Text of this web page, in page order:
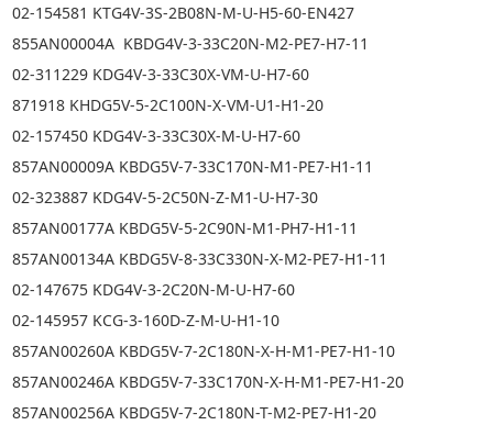
02-154581 KTG4V-3S-2B08N-M-U-H5-60-EN427
855AN00004A KBDG4V-3-33C20N-M2-PE7-H7-11
02-311229 KDG4V-3-33C30X-VM-U-H7-60
871918 KHDG5V-5-2C100N-X-VM-U1-H1-20
02-157450 KDG4V-3-33C30X-M-U-H7-60
857AN00009A KBDG5V-7-33C170N-M1-PE7-H1-11
02-323887 KDG4V-5-2C50N-Z-M1-U-H7-30
857AN00177A KBDG5V-5-2C90N-M1-PH7-H1-11
857AN00134A KBDG5V-8-33C330N-X-M2-PE7-H1-11
02-147675 KDG4V-3-2C20N-M-U-H7-60
02-145957 KCG-3-160D-Z-M-U-H1-10
857AN00260A KBDG5V-7-2C180N-X-H-M1-PE7-H1-10
857AN00246A KBDG5V-7-33C170N-X-H-M1-PE7-H1-20
857AN00256A KBDG5V-7-2C180N-T-M2-PE7-H1-20